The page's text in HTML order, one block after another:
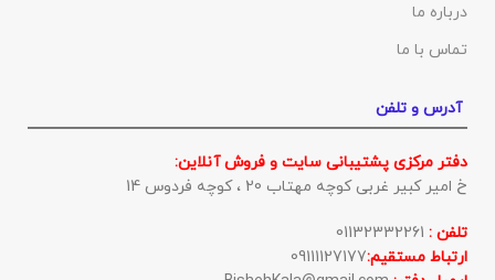
درباره ما
تماس با ما
آدرس و تلفن
دفتر مرکزی پشتیبانی سایت و فروش آنلاین:
خ امیر کبیر غربی کوچه مهتاب 20 ، کوچه فردوس 14
تلفن :
ارتباط مستقیم:09111127177